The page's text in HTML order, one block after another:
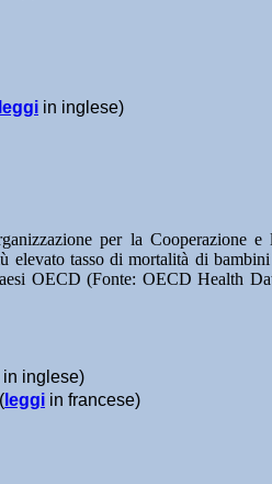
leggi in inglese)
per la Cooperazione e
elevato tasso di mortalità di
OECD (Fonte: OECD Health
in inglese)
leggi in francese)